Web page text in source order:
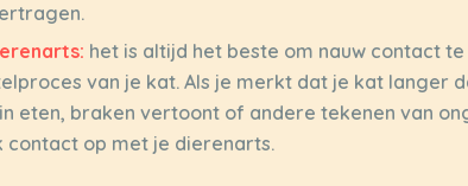
het is altijd het beste om nauw contact
van je kat. Als je merkt dat je kat langer
eten, braken vertoont of andere tekenen van
contact op met je dierenarts.